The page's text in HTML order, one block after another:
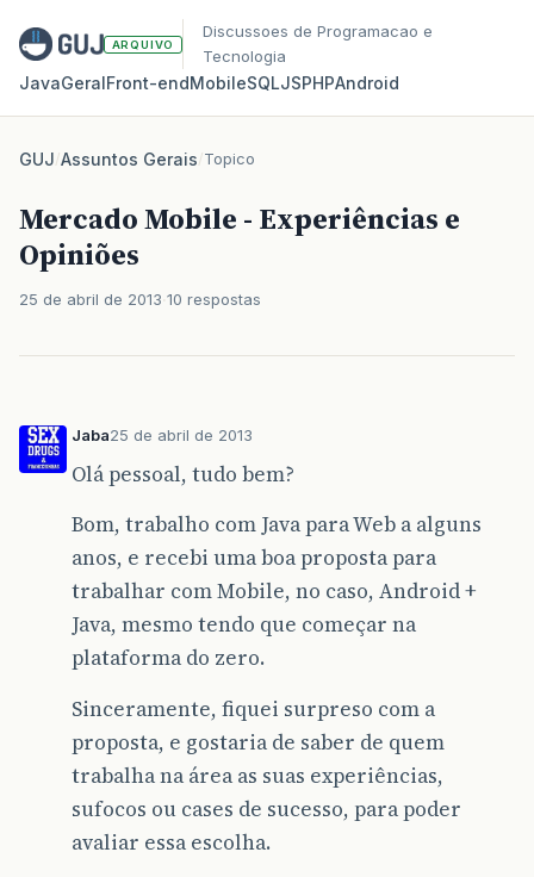
ARQUIVO
Discussoes de Programacao e
Tecnologia
JavaGeralFront‑endMobileSQLJSPHPAndroid
GUJ/Assuntos Gerais/Topico
Mercado Mobile - Experiências e
Opiniões
25 de abril de 2013 10 respostas
Jaba25 de abril de 2013
Olá pessoal, tudo bem?
Bom, trabalho com Java para Web a alguns
anos, e recebi uma boa proposta para
trabalhar com Mobile, no caso, Android +
Java, mesmo tendo que começar na
plataforma do zero.
Sinceramente, fiquei surpreso com a
proposta, e gostaria de saber de quem
trabalha na área as suas experiências,
sufocos ou cases de sucesso, para poder
avaliar essa escolha.